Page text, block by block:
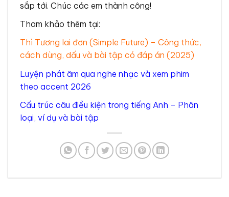
sắp tới. Chúc các em thành công!
Tham khảo thêm tại:
Thì Tương lai đơn (Simple Future) – Công thức,
cách dùng, dấu và bài tập có đáp án (2025)
Luyện phát âm qua nghe nhạc và xem phim
theo accent 2026
Cấu trúc câu điều kiện trong tiếng Anh – Phân
loại, ví dụ và bài tập